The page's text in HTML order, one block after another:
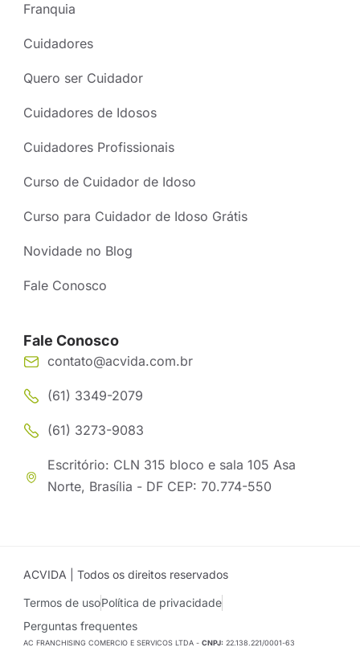
Franquia
Cuidadores
Quero ser Cuidador
Cuidadores de Idosos
Cuidadores Profissionais
Curso de Cuidador de Idoso
Curso para Cuidador de Idoso Grátis
Novidade no Blog
Fale Conosco
Fale Conosco
contato@acvida.com.br
(61) 3349-2079
(61) 3273-9083
Escritório: CLN 315 bloco e sala 105 Asa
Norte, Brasília - DF CEP: 70.774-550
ACVIDA | Todos os direitos reservados
Termos de usoPolítica de privacidade
Perguntas frequentes
AC FRANCHISING COMERCIO E SERVICOS LTDA - CNPJ: 22.138.221/0001-63